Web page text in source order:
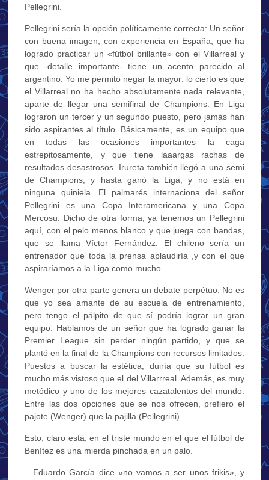
Pellegrini.
Pellegrini sería la opción políticamente correcta: Un señor
con buena imagen, con experiencia en España, que ha
logrado practicar un «fútbol brillante» con el Villarreal y
que -detalle importante- tiene un acento parecido al
argentino. Yo me permito negar la mayor: lo cierto es que
el Villarreal no ha hecho absolutamente nada relevante,
aparte de llegar una semifinal de Champions. En Liga
lograron un tercer y un segundo puesto, pero jamás han
sido aspirantes al título. Básicamente, es un equipo que
en todas las ocasiones importantes la caga
estrepitosamente, y que tiene laaargas rachas de
resultados desastrosos. Irureta también llegó a una semi
de Champions, y hasta ganó la Liga, y no está en
ninguna quiniela. El palmarés internaciona del señor
Pellegrini es una Copa Interamericana y una Copa
Mercosu. Dicho de otra forma, ya tenemos un Pellegrini
aquí, con el pelo menos blanco y que juega con bandas,
que se llama Víctor Fernández. El chileno sería un
entrenador que toda la prensa aplaudiría ,y con el que
aspiraríamos a la Liga como mucho.
Wenger por otra parte genera un debate perpétuo. No es
que yo sea amante de su escuela de entrenamiento,
pero tengo el pálpito de que sí podría lograr un gran
equipo. Hablamos de un señor que ha logrado ganar la
Premier League sin perder ningún partido, y que se
plantó en la final de la Champions con recursos limitados.
Puestos a buscar la estética, duiría que su fútbol es
mucho más vistoso que el del Villarrreal. Además, es muy
metódico y uno de los mejores cazatalentos del mundo.
Entre las dos opciones que se nos ofrecen, prefiero el
pajote (Wenger) que la pajilla (Pellegrini).
Esto, claro está, en el triste mundo en el que el fútbol de
Benítez es una mierda pinchada en un palo.
– Eduardo García dice «no vamos a ser unos frikis», y